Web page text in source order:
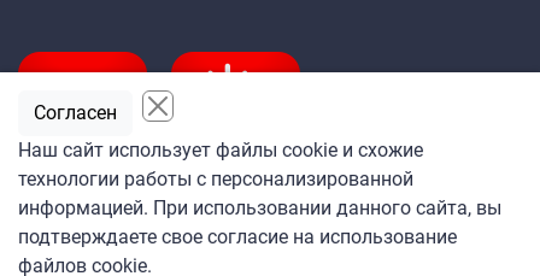
Подпишитесь
на ежедневную рассылку
«Кабельщика»
Наш сайт использует файлы cookie и схожие
технологии работы с персонализированной
информацией. При использовании данного сайта, вы
подтверждаете свое согласие на использование
файлов cookie.
Согласен